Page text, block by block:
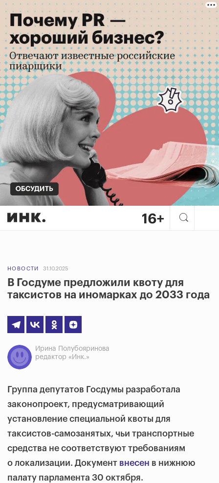
НОВОСТИ 31.10.2025
В Госдуме предложили квоту для
таксистов на иномарках до 2033 года
Ирина Полубояринова
редактор «Инк.»
Группа депутатов Госдумы разработала
законопроект, предусматривающий
установление специальной квоты для
таксистов-самозанятых, чьи транспортные
средства не соответствуют требованиям
о локализации. Документ внесен в нижнюю
палату парламента 30 октября.